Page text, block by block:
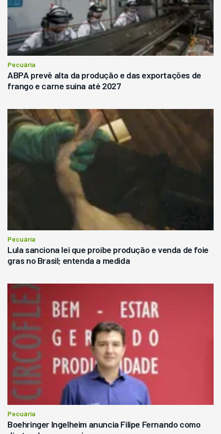
Pecuária
ABPA prevê alta da produção e das exportações de
frango e carne suína até 2027
Pecuária
Lula sanciona lei que proíbe produção e venda de foie
gras no Brasil; entenda a medida
Pecuária
Boehringer Ingelheim anuncia Filipe Fernando como